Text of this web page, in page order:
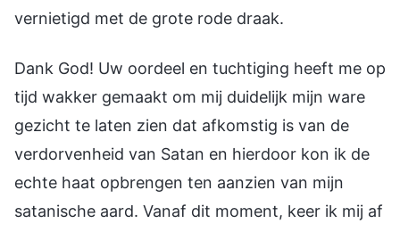
vernietigd met de grote rode draak.
Dank God! Uw oordeel en tuchtiging heeft me op
tijd wakker gemaakt om mij duidelijk mijn ware
gezicht te laten zien dat afkomstig is van de
verdorvenheid van Satan en hierdoor kon ik de
echte haat opbrengen ten aanzien van mijn
satanische aard. Vanaf dit moment, keer ik mij af